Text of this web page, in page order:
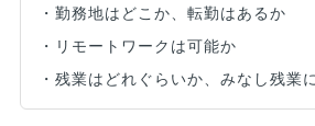
・勤務地はどこか、転勤はあるか
・リモートワークは可能か
・残業はどれぐらいか、みなし残業